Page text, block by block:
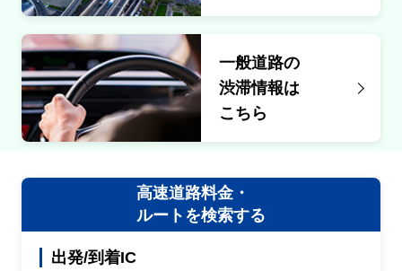
一般道路の
渋滞情報は
こちら
高速道路料金・
ルートを検索する
出発/到着IC